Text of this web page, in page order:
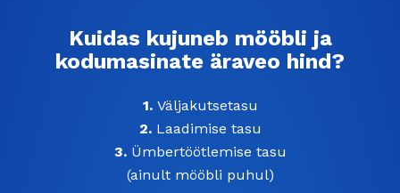
Kuidas kujuneb mööbli ja
kodumasinate äraveo hind?
1.Väljakutsetasu
2.Laadimise tasu
3. Ümbertöötlemise tasu
(ainult mööbli puhul)